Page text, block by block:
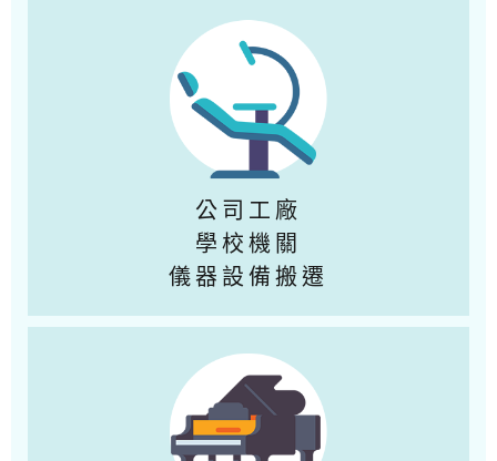
公司工廠
學校機關
儀器設備搬遷